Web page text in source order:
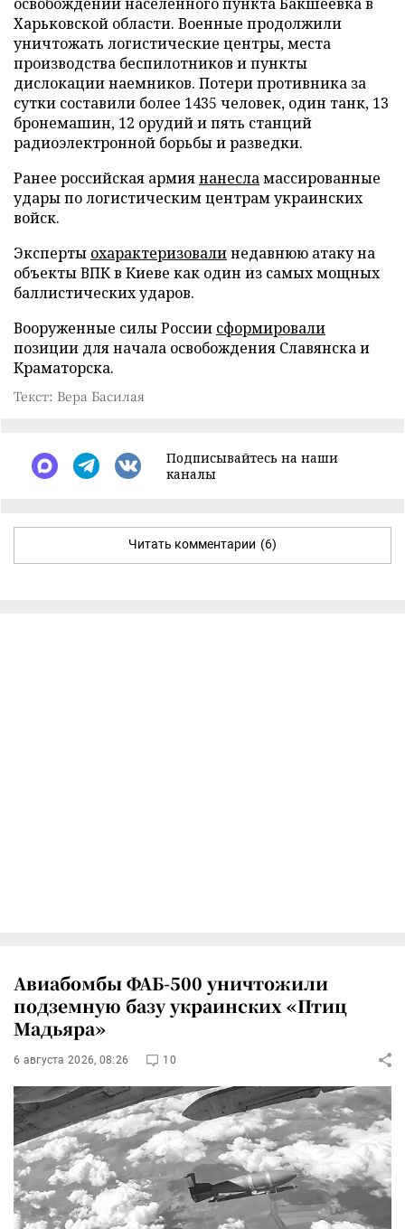
Харьковской области. Военные продолжили
уничтожать логистические центры, места
производства беспилотников и пункты
дислокации наемников. Потери противника за
сутки составили более 1435 человек, один танк, 13
бронемашин, 12 орудий и пять станций
радиоэлектронной борьбы и разведки.
Ранее российская армиянанесламассированные
удары по логистическим центрам украинских
войск.
Эксперты охарактеризовалинедавнюю атаку на
объекты ВПК в Киеве как один из самых мощных
баллистических ударов.
Вооруженные силы России сформировали
позиции для начала освобождения Славянска и
Краматорска.
Текст: Вера Басилая
Подписывайтесь на наши
каналы
Читать комментарии (6)
Авиабомбы ФАБ-500 уничтожили
подземную базу украинских «Птиц
Мадьяра»
6 августа 2026, 08:26 10